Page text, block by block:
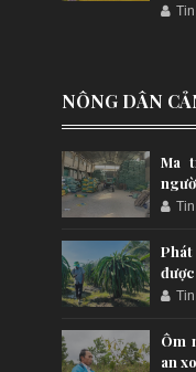
NÔNG DÂN
Ma
Ôm
an